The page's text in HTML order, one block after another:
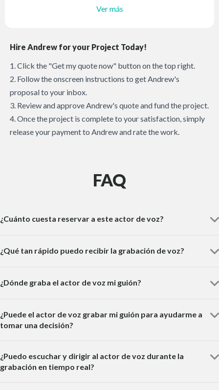
Ver más
Hire Andrew for your Project Today!
1. Click the "Get my quote now" button on the top right.
2. Follow the onscreen instructions to get Andrew's
proposal to your inbox.
3. Review and approve Andrew's quote and fund the project.
4. Once the project is complete to your satisfaction, simply
release your payment to Andrew and rate the work.
FAQ
¿Cuánto cuesta reservar a este actor de voz?
¿Qué tan rápido puedo recibir la grabación de voz?
¿Dónde graba el actor de voz mi guión?
¿Puede el actor de voz grabar mi guión para ayudarme a
tomar una decisión?
¿Puedo escuchar y dirigir al actor de voz durante la
grabación en tiempo real?